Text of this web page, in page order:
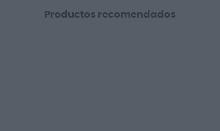
Productos recomendados